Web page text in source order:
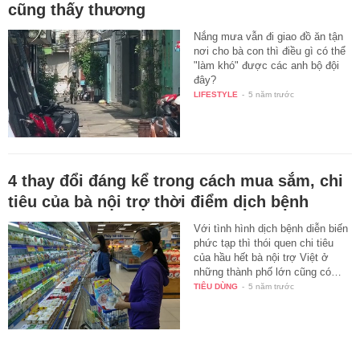
cũng thấy thương
Nắng mưa vẫn đi giao đồ ăn tận
nơi cho bà con thì điều gì có thể
"làm khó" được các anh bộ đội
đây?
LIFESTYLE - 5 năm trước
4 thay đổi đáng kể trong cách mua sắm, chi
tiêu của bà nội trợ thời điểm dịch bệnh
Với tình hình dịch bệnh diễn biến
phức tạp thì thói quen chi tiêu
của hầu hết bà nội trợ Việt ở
những thành phố lớn cũng có…
TIÊU DÙNG - 5 năm trước